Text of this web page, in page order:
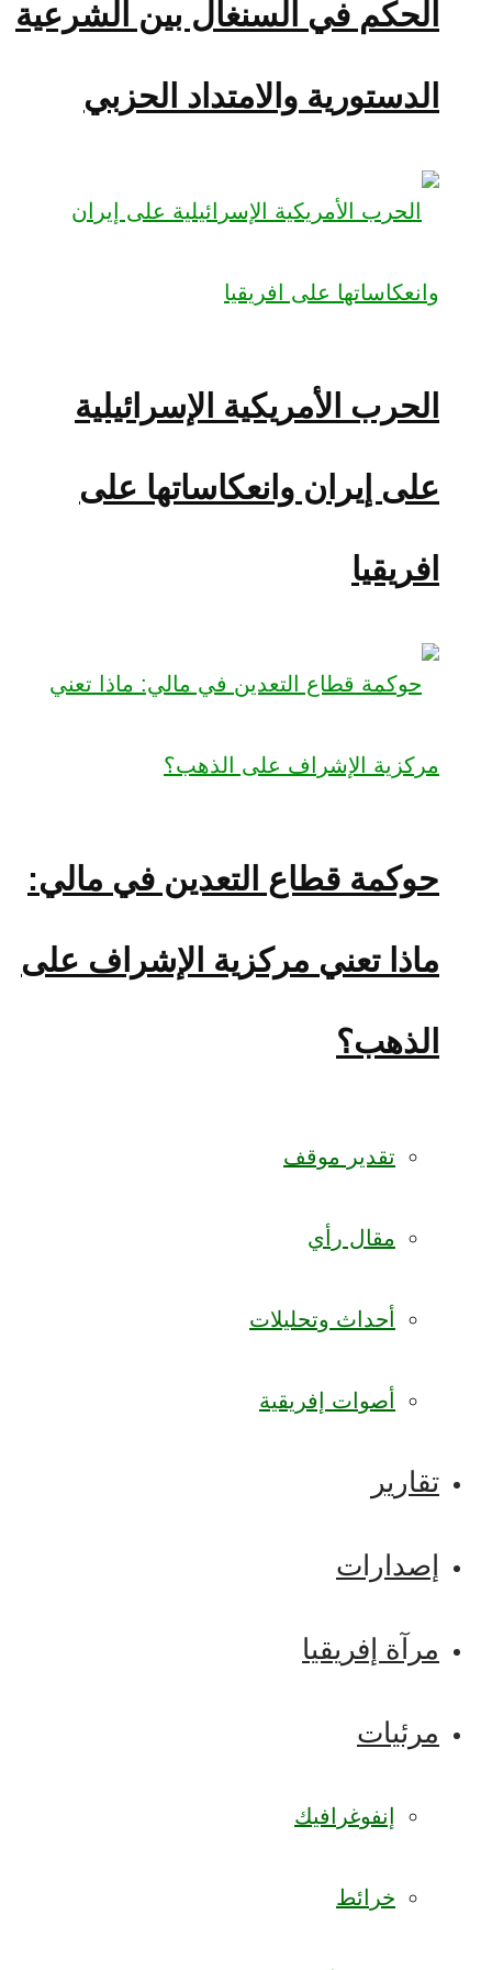
الحكم في السنغال بين الشرعية
الدستورية والامتداد الحزبي
الحرب الأمريكية الإسرائيلية
على إيران وانعكاساتها على
افريقيا
حوكمة قطاع التعدين في مالي:
ماذا تعني مركزية الإشراف على
الذهب؟
تقدير موقف
مقال رأي
أحداث وتحليلات
أصوات إفريقية
تقارير
إصدارات
مرآة إفريقيا
مرئيات
إنفوغرافيك
خرائط